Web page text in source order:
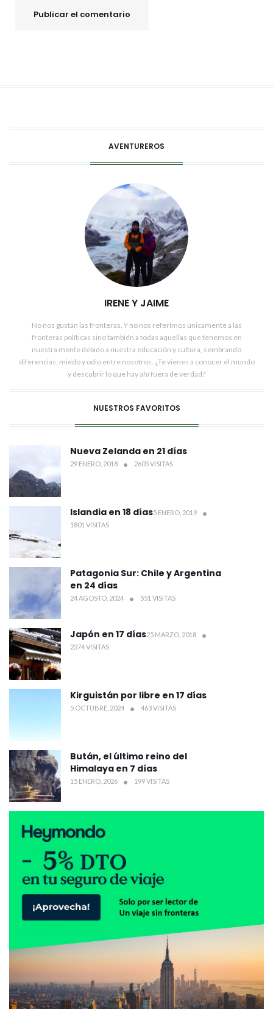
AVENTUREROS
IRENE Y JAIME
No nos gustan las fronteras. Y no nos referimos únicamente a las
fronteras políticas sino también a todas aquellas que tenemos en
nuestra mente debido a nuestra educación y cultura, sembrando
diferencias, miedo y odio entre nosotros. ¿Te vienes a conocer el mundo
y descubrir lo que hay ahí fuera de verdad?
NUESTROS FAVORITOS
Nueva Zelanda en 21 días
29 ENERO, 2018 2605 VISITAS
Islandia en 18 días5 ENERO, 2019
1801 VISITAS
Patagonia Sur: Chile y Argentina
en 24 días
24 AGOSTO, 2024 551 VISITAS
Japón en 17 días25 MARZO, 2018
2374 VISITAS
Kirguistán por libre en 17 días
5 OCTUBRE, 2024 463 VISITAS
Bután, el último reino del
Himalaya en 7 días
15 ENERO, 2026 199 VISITAS